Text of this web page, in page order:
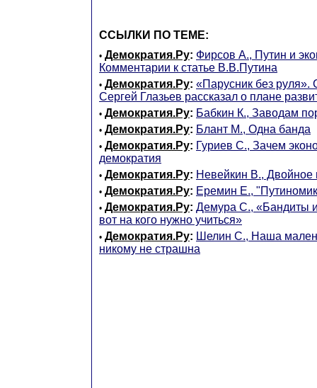
ССЫЛКИ ПО ТЕМЕ:
• Демократия.Ру: Фирсов А., Путин и
Комментарии к статье В.В.Путина
• Демократия.Ру: «Парусник без руля».
Сергей Глазьев рассказал о плане
• Демократия.Ру: Бабкин К., Заводам
• Демократия.Ру: Блант М., Одна банда
• Демократия.Ру: Гуриев С., Зачем
демократия
• Демократия.Ру: Невейкин В., Двойное
• Демократия.Ру: Еремин Е.,
• Демократия.Ру: Демура С., «Бандиты
вот на кого нужно учиться»
• Демократия.Ру: Шелин С., Наша
никому не страшна